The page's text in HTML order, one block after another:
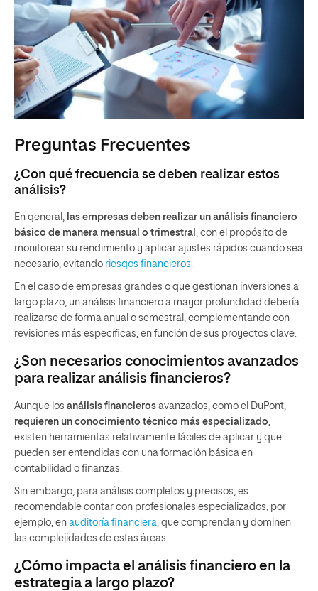
Preguntas Frecuentes
¿Con qué frecuencia se deben realizar estos
análisis?
En general,
las empresas deben realizar un análisis financiero
básico de manera mensual o trimestral
, con el propósito de
monitorear su rendimiento y aplicar ajustes rápidos cuando sea
necesario, evitando riesgos financieros
En el caso de empresas grandes o que gestionan inversiones a
largo plazo, un análisis financiero a mayor profundidad debería
realizarse de forma anual o semestral, complementando con
revisiones más específicas, en función de sus proyectos clave.
¿Son necesarios conocimientos avanzados
para realizar análisis financieros?
Aunque los análisis financieros avanzados, como el DuPont,
requieren un conocimiento técnico más especializado
existen herramientas relativamente fáciles de aplicar y que
pueden ser entendidas con una formación básica en
contabilidad o finanzas.
Sin embargo, para análisis completos y precisos, es
recomendable contar con profesionales especializados, por
ejemplo, en auditoría financiera , que comprendan y dominen
las complejidades de estas áreas.
¿Cómo impacta el análisis financiero en la
estrategia a largo plazo?